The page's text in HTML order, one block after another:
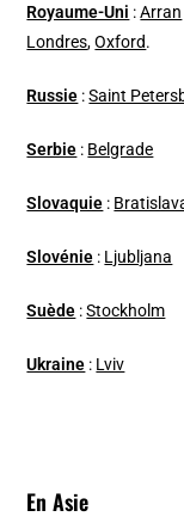
Royaume-Uni :Arran
Londres,Oxford.
Russie :Saint
Serbie : Belgrade
Slovaquie :
Slovénie : Ljubljana
Suède :Stockholm
Ukraine : Lviv
En Asie